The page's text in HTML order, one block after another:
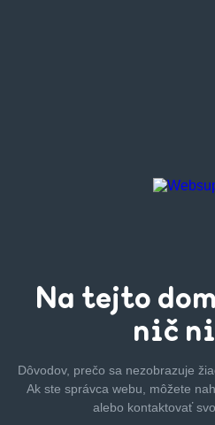
Na tejto
nič
Dôvodov, prečo sa nezobrazuje
Ak ste správca webu, môžete
alebo kontaktovať